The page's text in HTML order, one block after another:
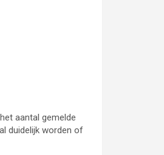
aantal gemelde
duidelijk worden of